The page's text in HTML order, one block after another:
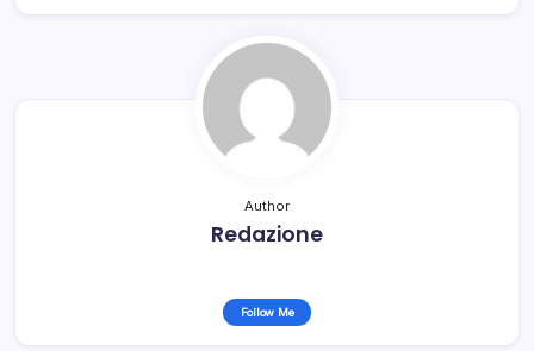
Author
Redazione
Follow Me